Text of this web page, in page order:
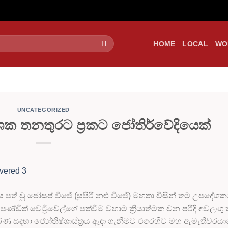
HOME LOCAL
UNCATEGORIZED
තනතුරට ප්‍රකට ජෝතිර්වේදියෙක්
පත් වූ ජෝසප් විජේ (සුපිරි නළු විජේ) මහතා විසින් තම
වෙට්‍රිවේල්ගේ පත්වීම වහාම ක්‍රියාත්මක වන පරිදි අවලංගු
සඳහා ජ්‍යෝතිෂ්ශාස්ත්‍රය ඈඳා ගැනීමට එරෙහිව මහ